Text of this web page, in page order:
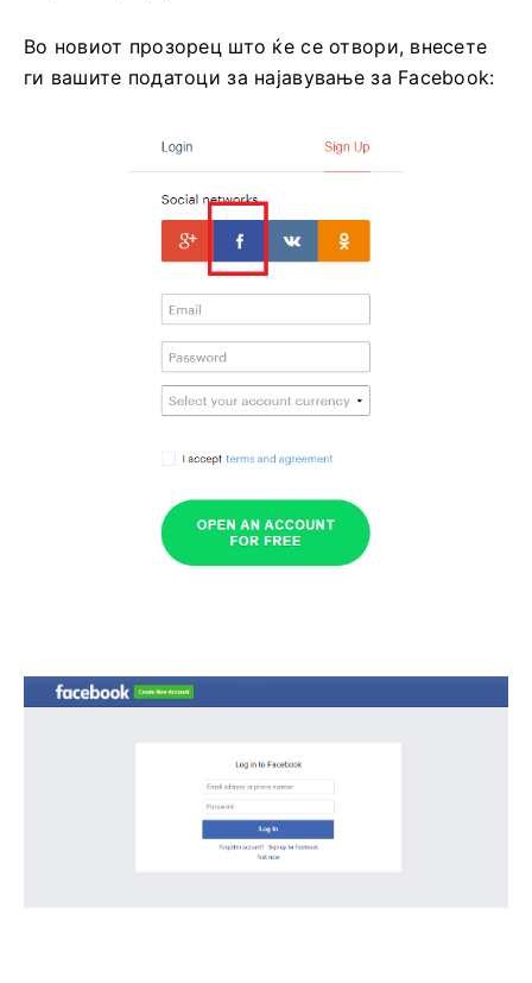
Во новиот прозорец што ќе се отвори, внесете
ги вашите податоци за најавување за Facebook: